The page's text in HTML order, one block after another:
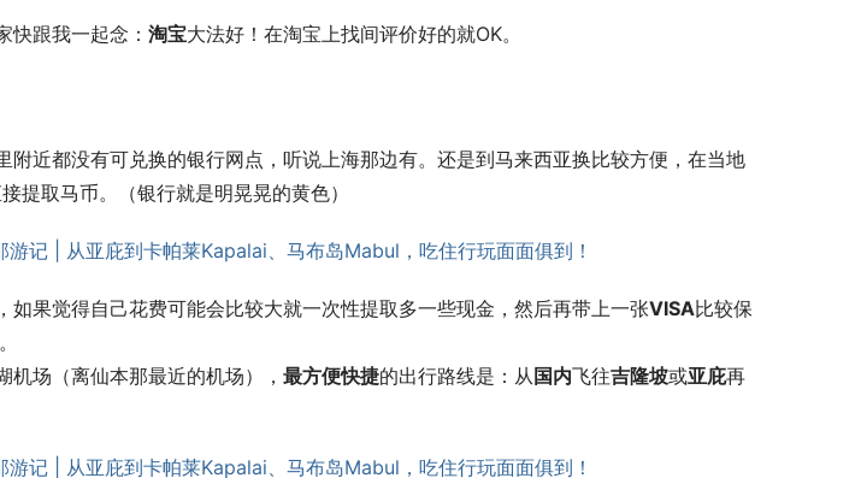
快跟我一起念： 淘宝大法好！在淘宝上找间评价好的就OK。
附近都没有可兑换的银行网点，听说上海那边有。还是到马来西亚换比较方便，在当地
提取马币。（银行就是明晃晃的黄色）
如果觉得自己花费可能会比较大就一次性提取多一些现金，然后再带上一张VISA比较保
机场（离仙本那最近的机场）， 最方便快捷的出行路线是：从国内飞往吉隆坡或亚庇再